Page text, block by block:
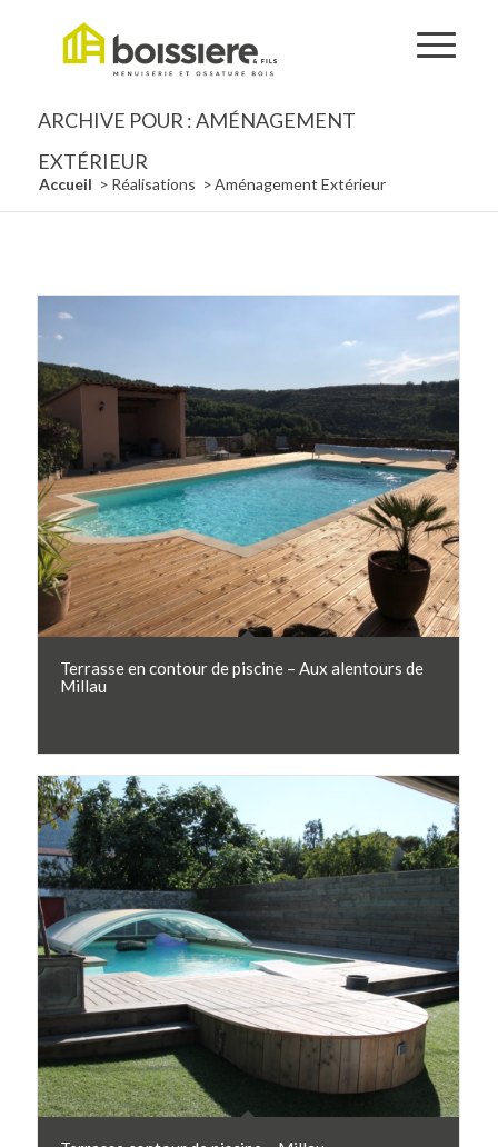
ARCHIVE POUR : AMÉNAGEMENT
EXTÉRIEUR
Accueil Réalisations /Aménagement Extérieur
Terrasse en contour de piscine – Aux alentours de
Millau